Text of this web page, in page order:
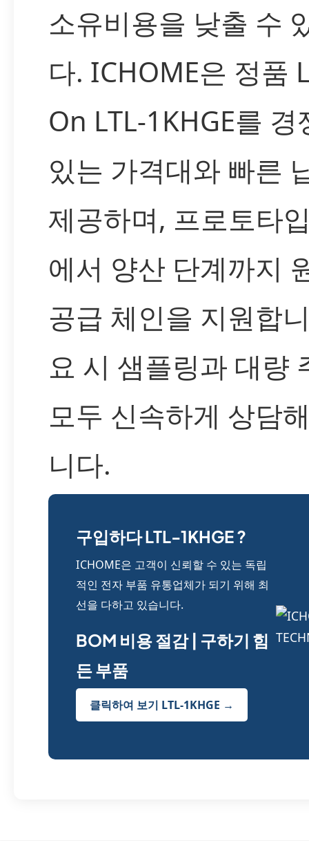
소유비용을 낮출 수
다. ICHOME은 정품
On LTL-1KHGE를 경
있는 가격대와 빠른
제공하며, 프로토타
에서 양산 단계까지
공급 체인을 지원합
요 시 샘플링과 대량
모두 신속하게 상담
니다.
구입하다 LTL-1KHGE ?
ICHOME은 고객이 신뢰할 수 있는 독립
적인 전자 부품 유통업체가 되기 위해 최
선을 다하고 있습니다.
BOM 비용 절감 | 구하기 힘
든 부품
클릭하여 보기 LTL-1KHGE →